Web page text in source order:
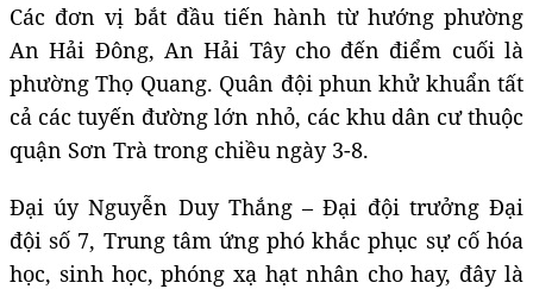
Các đơn vị bắt đầu tiến hành từ hướng phường
An Hải Đông, An Hải Tây cho đến điểm cuối là
phường Thọ Quang. Quân đội phun khử khuẩn tất
cả các tuyến đường lớn nhỏ, các khu dân cư thuộc
quận Sơn Trà trong chiều ngày 3-8.
Đại úy Nguyễn Duy Thắng – Đại đội trưởng Đại
đội số 7, Trung tâm ứng phó khắc phục sự cố hóa
học, sinh học, phóng xạ hạt nhân cho hay, đây là